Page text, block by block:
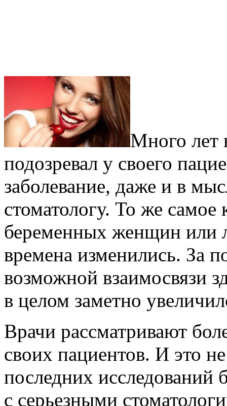
Много лет
подозревал у своего
заболевание, даже и в
стоматологу. То же самое
беременных женщин или
времена изменились. За
возможной взаимосвязи
в целом заметно
Врачи рассматривают
своих пациентов. И это
последних исследований
с серьезными